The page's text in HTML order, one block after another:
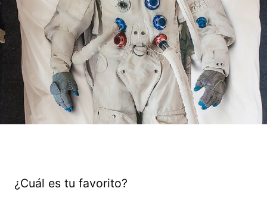
¿Cuál es tu favorito?